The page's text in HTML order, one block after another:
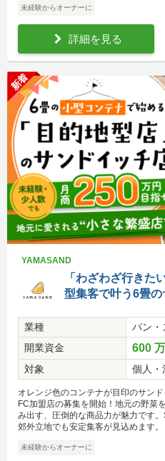
未経験からオーナーに
詳細を見る
新着
YAMASAND
「わざわざ行きた
型集客で叶う6畳
業種
パン・
開業資金
600
対象 個人・
オレンジ色のコンテナが目印のサン
FC加盟店の募集を開始！地元の野菜
み出す、圧倒的な商品力が魅力です
郊外立地でも安定集客が見込めます。
未経験からオーナーに